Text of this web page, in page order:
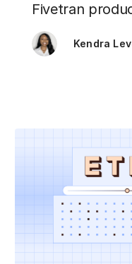
Fivetran
Kendra